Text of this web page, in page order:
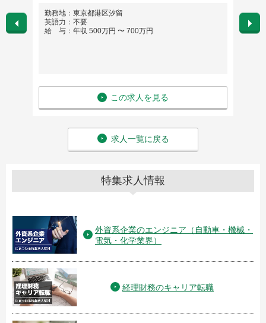
勤務地：東京都港区汐留
英語力：不要
給 与：年収 500万円 〜 700万円
この求人を見る
勤務
英語
給
求人一覧に戻る
特集求人情報
外資系企業のエンジニア（自動車・機械・
電気・化学業界）
経理財務のキャリア転職